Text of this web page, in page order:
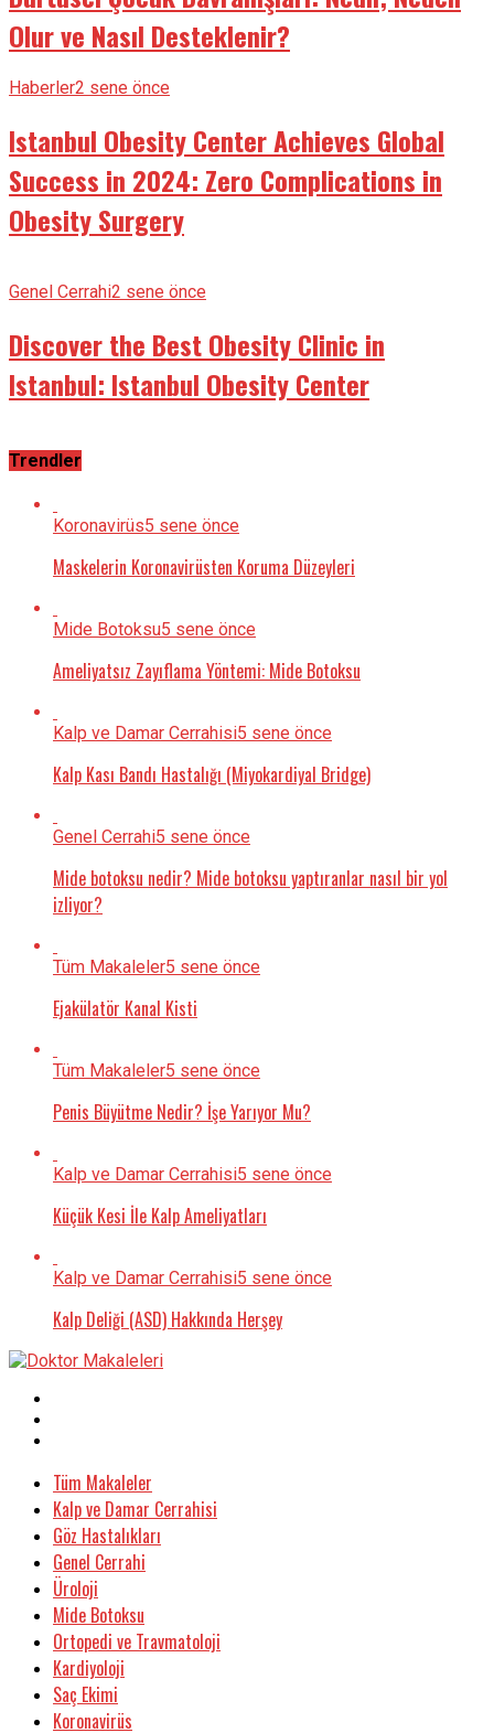
Olur ve Nasıl Desteklenir?
Haberler2 sene önce
Istanbul Obesity Center Achieves Global
Success in 2024: Zero Complications in
Obesity Surgery
Genel Cerrahi2 sene önce
Discover the Best Obesity Clinic in
Istanbul: Istanbul Obesity Center
Trendler
Koronavirüs5 sene önce
Maskelerin Koronavirüsten Koruma Düzeyleri
Mide Botoksu5 sene önce
Ameliyatsız Zayıflama Yöntemi: Mide Botoksu
Kalp ve Damar Cerrahisi5 sene önce
Kalp Kası Bandı Hastalığı (Miyokardiyal Bridge)
Genel Cerrahi5 sene önce
Mide botoksu nedir? Mide botoksu yaptıranlar nasıl bir yol
izliyor?
Tüm Makaleler5 sene önce
Ejakülatör Kanal Kisti
Tüm Makaleler5 sene önce
Penis Büyütme Nedir? İşe Yarıyor Mu?
Kalp ve Damar Cerrahisi5 sene önce
Küçük Kesi İle Kalp Ameliyatları
Kalp ve Damar Cerrahisi5 sene önce
Kalp Deliği (ASD) Hakkında Herşey
Tüm Makaleler
Kalp ve Damar Cerrahisi
Göz Hastalıkları
Genel Cerrahi
Üroloji
Mide Botoksu
Ortopedi ve Travmatoloji
Kardiyoloji
Saç Ekimi
Koronavirüs